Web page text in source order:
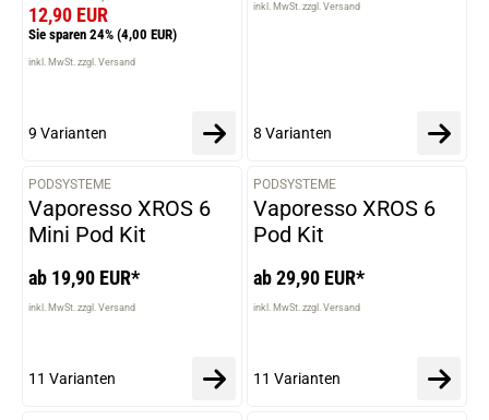
12,90 EUR
Sie sparen 24% (4,00 EUR)
inkl. MwSt. zzgl. Versand
9 Varianten
inkl. MwSt. zzgl. Versand
8 Varianten
PODSYSTEME
Vaporesso XROS 6
Mini Pod Kit
ab 19,90 EUR*
inkl. MwSt. zzgl. Versand
11 Varianten
PODSYSTEME
Vaporesso XROS 6
Pod Kit
ab 29,90 EUR*
inkl. MwSt. zzgl. Versand
11 Varianten